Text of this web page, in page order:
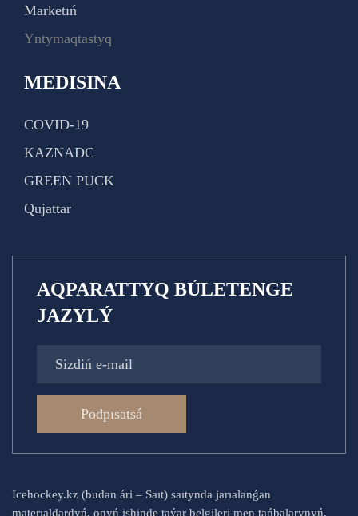
Marketıń
Yntymaqtastyq
MEDISINA
COVID-19
KAZNADC
GREEN PUCK
Qujattar
AQPARATTYQ BÚLETENGE
JAZYLÝ
Podpısatsá
Icehockey.kz (budan ári – Saıt) saıtynda jarıalanǵan
materıaldardyń, onyń ishinde taýar belgileri men tańbalarynyń,